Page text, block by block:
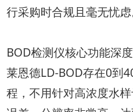
行采购时合规且毫无忧虑
BOD检测仪核心功能深
莱恩德LD-BOD存在0到
程，不用针对高浓度水